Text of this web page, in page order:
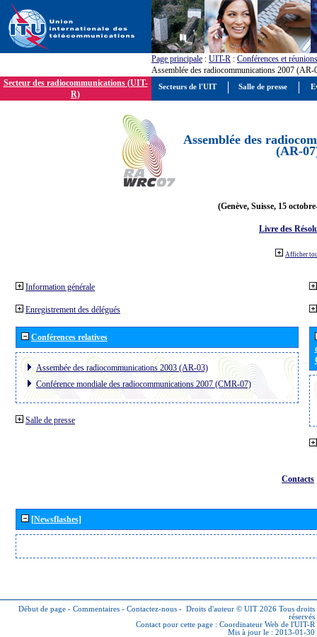
Page principale : UIT-R : Conférences et réunions
Assemblée des radiocommunications 2007 (AR-
Secteur des radiocommunications (UIT-
R)
Assemblée des
(AR-
(Genève, Suisse, 15
Livre des
Afficher
Information générale
Enregistrement des délégués
Conférences relatives
Assembée des radiocommunications 2003 (AR-03)
Conférence mondiale des radiocommunications 2007 (CMR-07)
Salle de presse
Contacts
[Newsflashes]
Début de page - Commentaires - Contactez-nous - Droits d'auteur © UIT 2026 Tous droits
réservés
Contact pour cette page : Coordinateur Web de l'UIT-R
Mis à jour le : 2013-01-30
Secteurs de l'UIT Salle de presse